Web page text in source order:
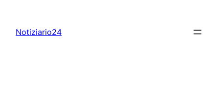
content
Notiziario24